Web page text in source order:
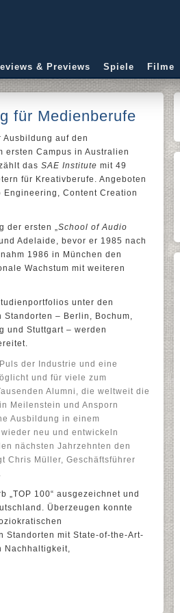
& Previews Spiele Filme
für Medienberufe
Ausbildung auf den
ersten Campus in Australien
das SAE Institute mit 49
für Kreativberufe. Angeboten
Content Creation
der ersten „School of Audio
Adelaide, bevor er 1985 nach
1986 in München den
Wachstum mit weiteren
unter den
– Berlin, Bochum,
und Stuttgart – werden
der Industrie und eine
und für viele zum
Alumni, die weltweit die
Meilenstein und Ansporn
Ausbildung in einem
neu und entwickeln
nächsten Jahrzehnten den
Chris Müller, Geschäftsführer
100“ ausgezeichnet und
Überzeugen konnte
Standorten mit State-of-the-Art-
Nachhaltigkeit,